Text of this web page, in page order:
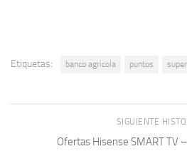
Etiquetas: banco agricola puntos
SIGUIENTE
Ofertas Hisense SMART TV